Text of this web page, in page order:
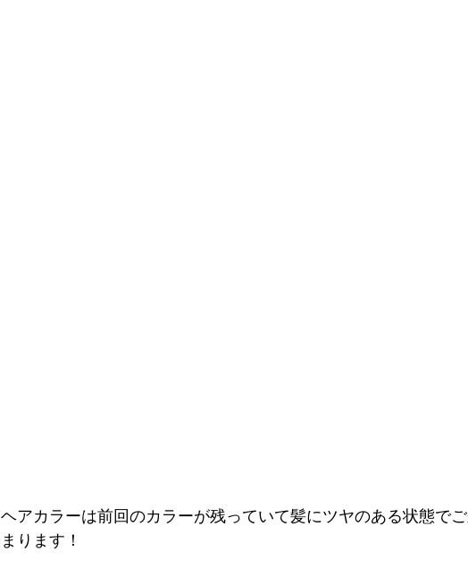
ヘアカラーは前回のカラーが残っていて髪にツヤのある状態で
まります！